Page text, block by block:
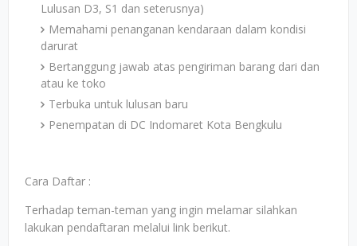
Lulusan D3, S1 dan seterusnya)
Memahami penanganan kendaraan dalam kondisi
darurat
Bertanggung jawab atas pengiriman barang dari dan
atau ke toko
Terbuka untuk lulusan baru
Penempatan di DC Indomaret Kota Bengkulu
Cara Daftar :
Terhadap teman-teman yang ingin melamar silahkan
lakukan pendaftaran melalui link berikut.